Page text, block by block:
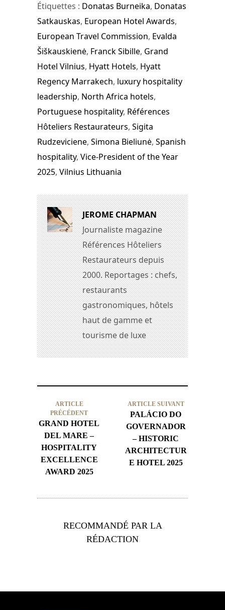
Étiquettes : Donatas Burneika, Donatas
Satkauskas, European Hotel Awards,
European Travel Commission, Evalda
Šiškauskienė, Franck Sibille, Grand
Hotel Vilnius, Hyatt Hotels, Hyatt
Regency Marrakech, luxury hospitality
leadership, North Africa hotels,
Portuguese hospitality, Références
Hôteliers Restaurateurs, Sigita
Rudzeviciene, Simona Bieliunė, Spanish
hospitality, Vice-President of the Year
2025, Vilnius Lithuania
JEROME CHAPMAN
Journaliste magazine
Références Hôteliers
Restaurateurs depuis
2000. Reportages : chefs,
restaurants
gastronomiques, hôtels
haut de gamme et
tourisme de luxe
ARTICLE
PRÉCÉDENT
GRAND HOTEL
DEL MARE –
HOSPITALITY
EXCELLENCE
AWARD 2025
ARTICLE SUIVANT
PALÁCIO DO
GOVERNADOR
– HISTORIC
ARCHITECTUR
E HOTEL 2025
RECOMMANDÉ PAR LA
RÉDACTION